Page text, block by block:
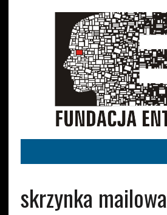
skrzynka